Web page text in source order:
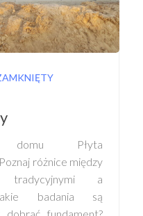
domu Płyta
różnice między
tradycyjnymi a
badania są